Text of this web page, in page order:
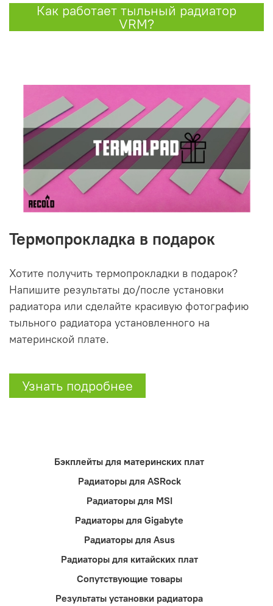
Как работает тыльный радиатор
VRM?
Термопрокладка в подарок
Хотите получить термопрокладки в подарок?
Напишите результаты до/после установки
радиатора или сделайте красивую фотографию
тыльного радиатора установленного на
материнской плате.
Узнать подробнее
Бэкплейты для материнских плат
Радиаторы для ASRock
Радиаторы для MSI
Радиаторы для Gigabyte
Радиаторы для Asus
Радиаторы для китайских плат
Сопутствующие товары
Результаты установки радиатора